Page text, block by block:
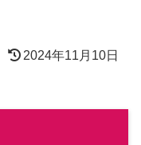
2024年11月10日